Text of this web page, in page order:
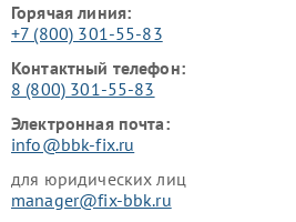
Горячая линия:
+7 (800) 301-55-83
Контактный телефон:
8 (800) 301-55-83
Электронная почта:
info@bbk-fix.ru
для юридических лиц
manager@fix-bbk.ru